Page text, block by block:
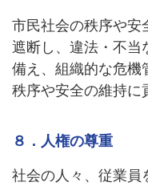
市民社会の秩序や安
遮断し、違法・不当
備え、組織的な危機
秩序や安全の維持に
８．人権の尊重
社会の人々、従業員